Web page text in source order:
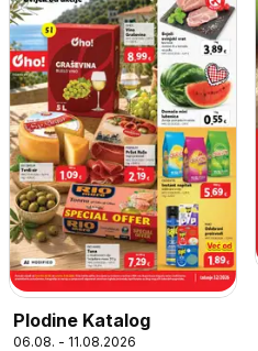
Plodine Katalog
06.08. - 11.08.2026